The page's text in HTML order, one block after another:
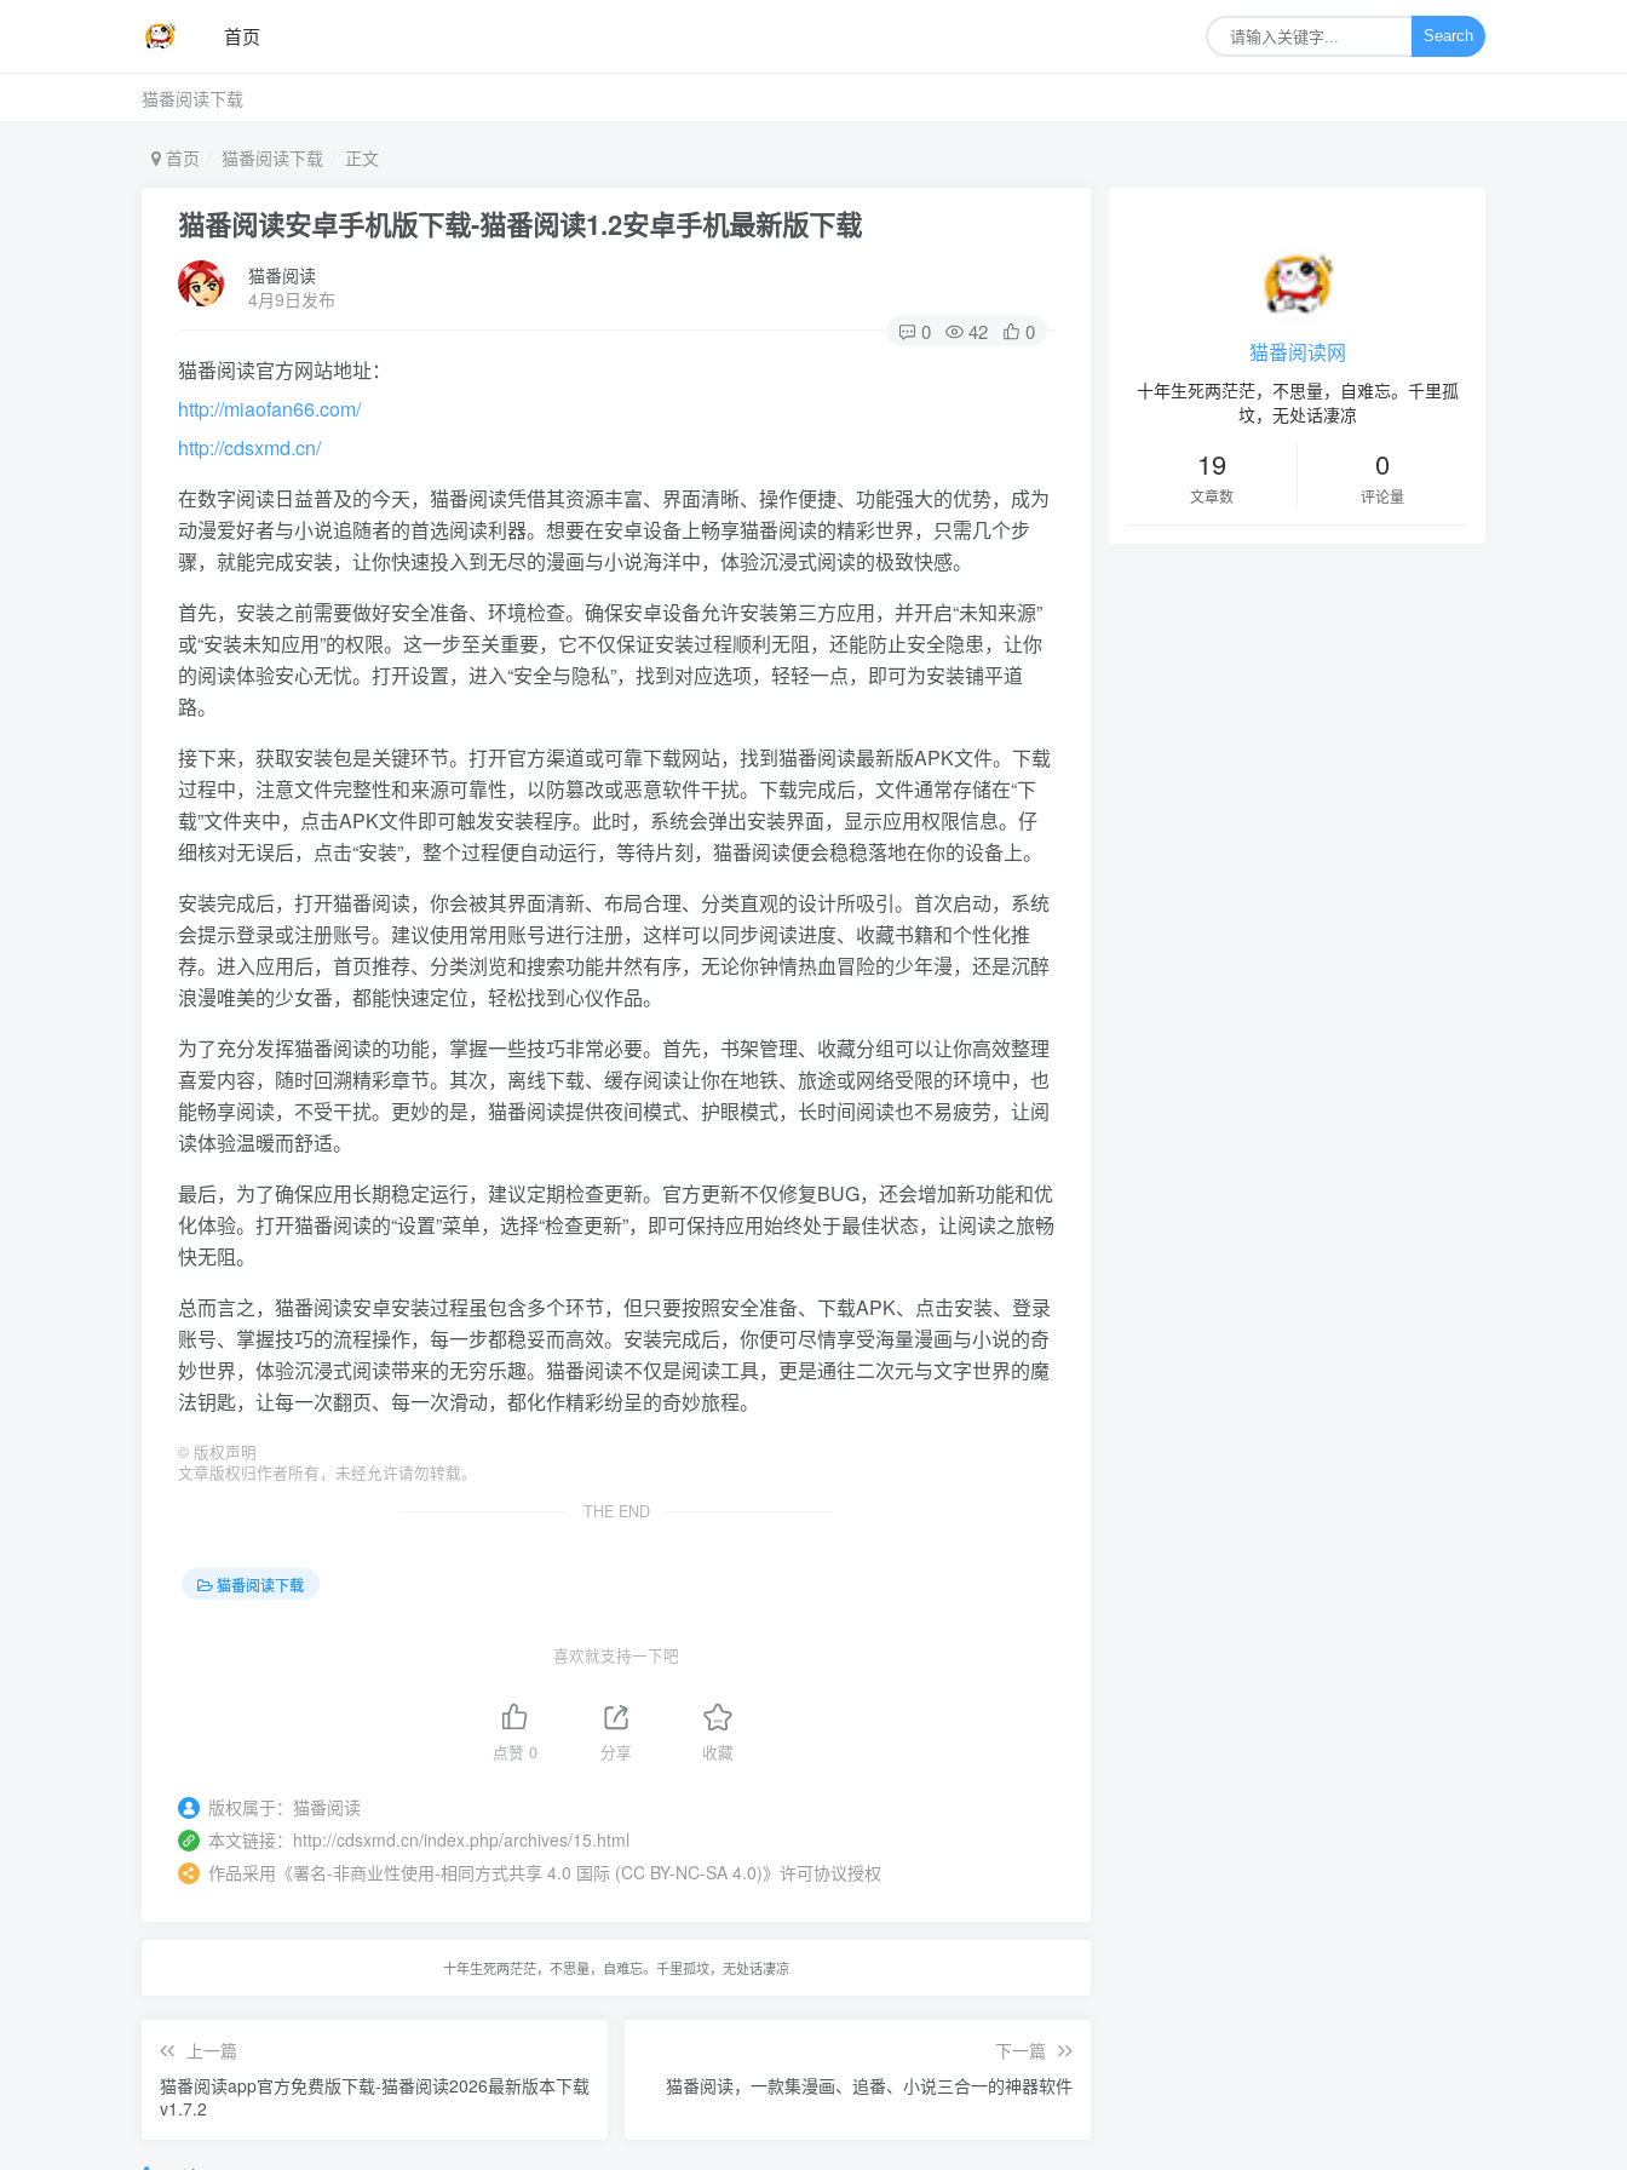
首页 Search
猫番阅读下载
首页 猫番阅读下载 正文
猫番阅读安卓手机版下载-猫番阅读1.2安卓手机最新版下载
猫番阅读
4月9日发布
0 42 0
猫番阅读官方网站地址：
http://miaofan66.com/
http://cdsxmd.cn/
在数字阅读日益普及的今天，猫番阅读凭借其资源丰富、界面清晰、操作便捷、功能强大的优势，成为
动漫爱好者与小说追随者的首选阅读利器。想要在安卓设备上畅享猫番阅读的精彩世界，只需几个步
骤，就能完成安装，让你快速投入到无尽的漫画与小说海洋中，体验沉浸式阅读的极致快感。
首先，安装之前需要做好安全准备、环境检查。确保安卓设备允许安装第三方应用，并开启“未知来源”
或“安装未知应用”的权限。这一步至关重要，它不仅保证安装过程顺利无阻，还能防止安全隐患，让你
的阅读体验安心无忧。打开设置，进入“安全与隐私”，找到对应选项，轻轻一点，即可为安装铺平道
路。
接下来，获取安装包是关键环节。打开官方渠道或可靠下载网站，找到猫番阅读最新版APK文件。下载
过程中，注意文件完整性和来源可靠性，以防篡改或恶意软件干扰。下载完成后，文件通常存储在“下
载”文件夹中，点击APK文件即可触发安装程序。此时，系统会弹出安装界面，显示应用权限信息。仔
细核对无误后，点击“安装”，整个过程便自动运行，等待片刻，猫番阅读便会稳稳落地在你的设备上。
安装完成后，打开猫番阅读，你会被其界面清新、布局合理、分类直观的设计所吸引。首次启动，系统
会提示登录或注册账号。建议使用常用账号进行注册，这样可以同步阅读进度、收藏书籍和个性化推
荐。进入应用后，首页推荐、分类浏览和搜索功能井然有序，无论你钟情热血冒险的少年漫，还是沉醉
浪漫唯美的少女番，都能快速定位，轻松找到心仪作品。
为了充分发挥猫番阅读的功能，掌握一些技巧非常必要。首先，书架管理、收藏分组可以让你高效整理
喜爱内容，随时回溯精彩章节。其次，离线下载、缓存阅读让你在地铁、旅途或网络受限的环境中，也
能畅享阅读，不受干扰。更妙的是，猫番阅读提供夜间模式、护眼模式，长时间阅读也不易疲劳，让阅
读体验温暖而舒适。
最后，为了确保应用长期稳定运行，建议定期检查更新。官方更新不仅修复BUG，还会增加新功能和优
化体验。打开猫番阅读的“设置”菜单，选择“检查更新”，即可保持应用始终处于最佳状态，让阅读之旅畅
快无阻。
总而言之，猫番阅读安卓安装过程虽包含多个环节，但只要按照安全准备、下载APK、点击安装、登录
账号、掌握技巧的流程操作，每一步都稳妥而高效。安装完成后，你便可尽情享受海量漫画与小说的奇
妙世界，体验沉浸式阅读带来的无穷乐趣。猫番阅读不仅是阅读工具，更是通往二次元与文字世界的魔
法钥匙，让每一次翻页、每一次滑动，都化作精彩纷呈的奇妙旅程。
© 版权声明
文章版权归作者所有，未经允许请勿转载。
THE END
猫番阅读下载
喜欢就支持一下吧
点赞 0 分享 收藏
版权属于： 猫番阅读
本文链接： http://cdsxmd.cn/index.php/archives/15.html
作品采用 《署名-非商业性使用-相同方式共享 4.0 国际 (CC BY-NC-SA 4.0)》许可协议授权
十年生死两茫茫，不思量，自难忘。千里孤坟，无处话凄凉
上一篇
猫番阅读app官方免费版下载-猫番阅读2026最新版本下载
v1.7.2
下一篇
猫番阅读，一款集漫画、追番、小说三合一的神器软件
猫番阅读网
十年生死两茫茫，不思量，自难忘。千里孤
坟，无处话凄凉
19
文章数
0
评论量